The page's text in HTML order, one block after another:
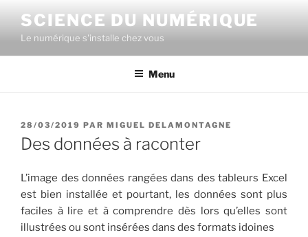
contenu
principal
SCIENCE DU NUMÉRIQUE
Le numérique s'installe chez vous
Menu
PUBLIÉ
LE
28/03/2019 PAR MIGUEL DELAMONTAGNE
Des données à raconter
L’image des données rangées dans des tableurs Excel
est bien installée et pourtant, les données sont plus
faciles à lire et à comprendre dès lors qu’elles sont
illustrées ou sont insérées dans des formats idoines